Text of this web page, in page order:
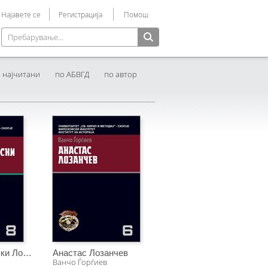
Најавете се Регистрација Помош
Упатство Македоника
Помош при регистрирање
по автор
по АБВГД
најчитани
Наум Томалевски Лоенгрин Анастас Лозанчев
Ванчо Ѓорѓиев